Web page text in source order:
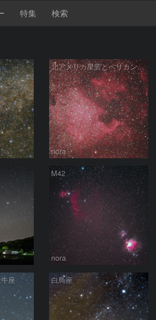
特集 検索
北アメリカ星雲とペリカン星雲
nora
M42
nora
座 白鳥座